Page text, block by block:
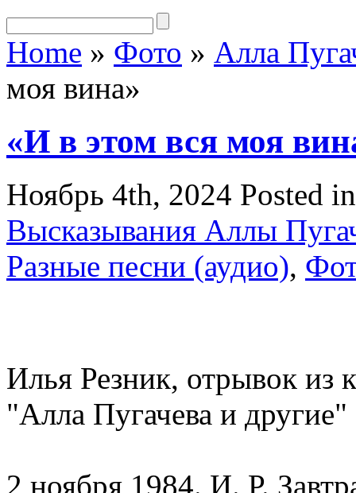
Home » Фото » Алла
моя вина»
«И в этом вся моя
Ноябрь 4th, 2024 Posted
Высказывания Аллы
Разные песни (аудио),
Илья Резник, отрывок из
"Алла Пугачева и другие"
2 ноября 1984. И. Р.